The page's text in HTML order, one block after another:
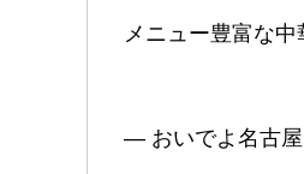
メニュー豊富な
— おいでよ名古